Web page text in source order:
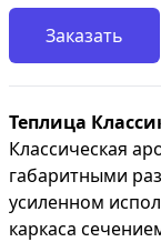
Заказать
Теплица
Классическая
габаритными
усиленном
каркаса